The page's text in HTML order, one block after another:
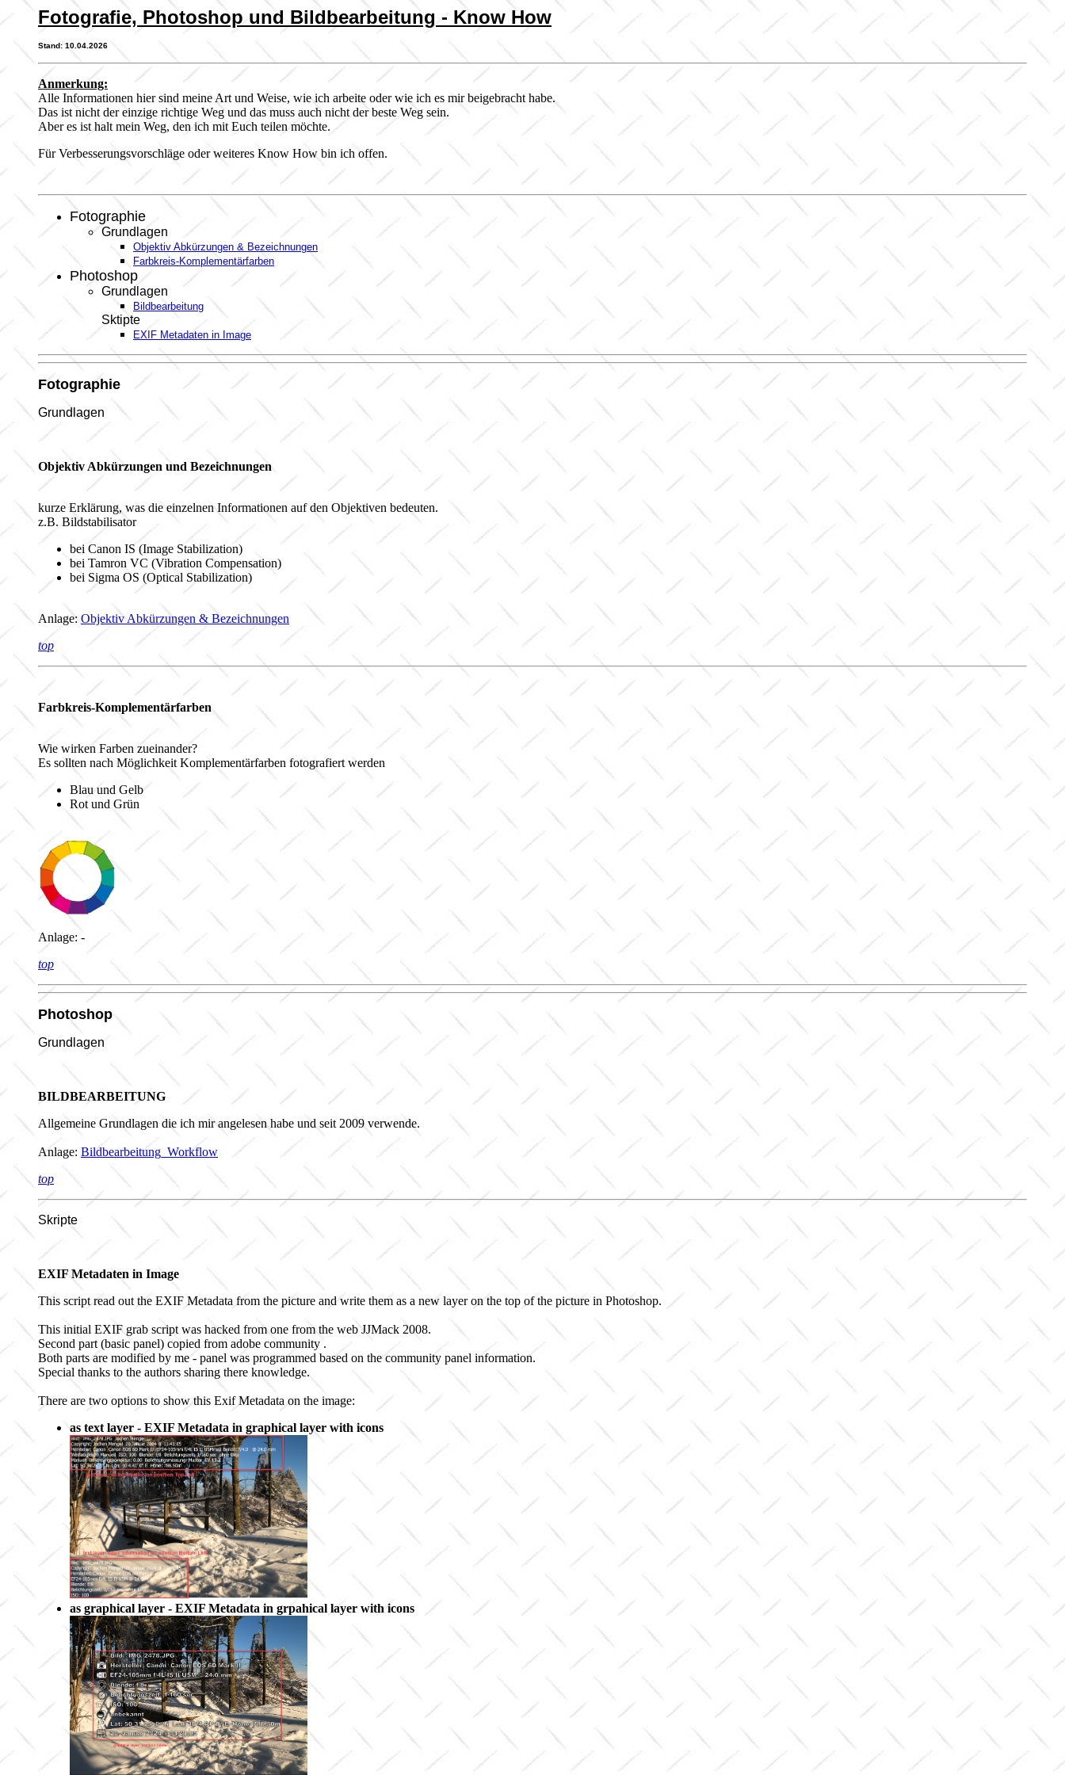
Fotografie, Photoshop und Bildbearbeitung - Know How
Stand: 10.04.2026
Anmerkung:
Alle Informationen hier sind meine Art und Weise, wie ich arbeite oder wie ich es mir beigebracht habe.
Das ist nicht der einzige richtige Weg und das muss auch nicht der beste Weg sein.
Aber es ist halt mein Weg, den ich mit Euch teilen möchte.
Für Verbesserungsvorschläge oder weiteres Know How bin ich offen.
Fotographie
Grundlagen
Objektiv Abkürzungen & Bezeichnungen
Farbkreis-Komplementärfarben
Photoshop
Grundlagen
Bildbearbeitung
Sktipte
EXIF Metadaten in Image
Fotographie
Grundlagen
Objektiv Abkürzungen und Bezeichnungen
kurze Erklärung, was die einzelnen Informationen auf den Objektiven bedeuten.
z.B. Bildstabilisator
bei Canon IS (Image Stabilization)
bei Tamron VC (Vibration Compensation)
bei Sigma OS (Optical Stabilization)
Anlage: Objektiv Abkürzungen & Bezeichnungen
top
Farbkreis-Komplementärfarben
Wie wirken Farben zueinander?
Es sollten nach Möglichkeit Komplementärfarben fotografiert werden
Blau und Gelb
Rot und Grün
Anlage: -
top
Photoshop
Grundlagen
BILDBEARBEITUNG
Allgemeine Grundlagen die ich mir angelesen habe und seit 2009 verwende.
Anlage: Bildbearbeitung_Workflow
top
Skripte
EXIF Metadaten in Image
This script read out the EXIF Metadata from the picture and write them as a new layer on the top of the picture in Photoshop.
This initial EXIF grab script was hacked from one from the web JJMack 2008.
Second part (basic panel) copied from adobe community .
Both parts are modified by me - panel was programmed based on the community panel information.
Special thanks to the authors sharing there knowledge.
There are two options to show this Exif Metadata on the image:
as text layer - EXIF Metadata in graphical layer with icons
as graphical layer - EXIF Metadata in grpahical layer with icons